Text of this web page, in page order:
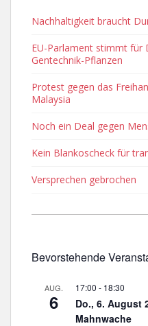
Nachhaltigkeit braucht
EU-Parlament stimmt für
Gentechnik-Pflanzen
Protest gegen das
Malaysia
Noch ein Deal gegen
Kein Blankoscheck für
Versprechen gebrochen
Bevorstehende
AUG.
6
17:00 - 18:30
Do., 6. August
Mahnwache